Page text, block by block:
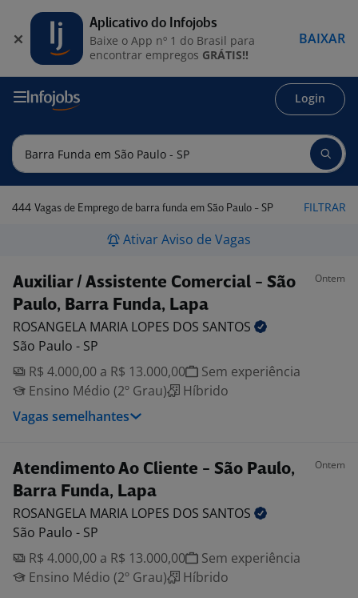
Login
444 Vagas de Emprego de barra funda em São Paulo - SP FILTRAR
Ativar Aviso de Vagas
Auxiliar / Assistente Comercial - São
Paulo, Barra Funda, Lapa
Ontem
ROSANGELA MARIA LOPES DOS SANTOS
São Paulo - SP
R$ 4.000,00 a R$ 13.000,00
Sem experiência
Ensino Médio (2º Grau)
Híbrido
Vagas semelhantes
Atendimento Ao Cliente - São Paulo,
Barra Funda, Lapa
Ontem
ROSANGELA MARIA LOPES DOS SANTOS
São Paulo - SP
R$ 4.000,00 a R$ 13.000,00
Sem experiência
Ensino Médio (2º Grau)
Híbrido
Aplicativo do Infojobs
Baixe o App nº 1 do Brasil para
encontrar empregos GRÁTIS!!
BAIXAR